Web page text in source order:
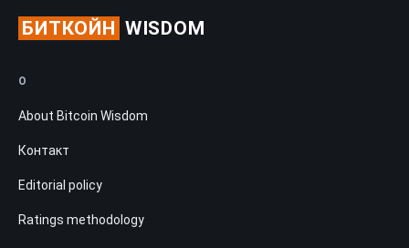
БИТКОЙН WISDOM
О
About Bitcoin Wisdom
Контакт
Editorial policy
Ratings methodology